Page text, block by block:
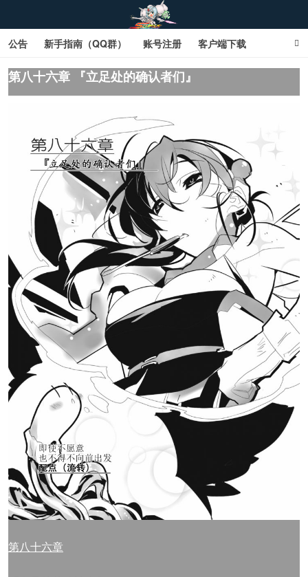
sd敢达ol_sd敢达ol钢达服_sd敢达钢达服_SD敢达数据库
_sd敢达
公告 新手指南（QQ群） 账号注册 客户端下载
SD钢达服数据库（网页版） SD钢达服数据库（石墨版）
第八十六章 『立足处的确认者们』
第八十六章